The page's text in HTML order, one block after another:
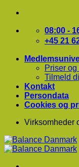
Fortsæt
indhold
08:00 -
+45 21
Priser og
Tilmeld
Kontakt
Persondata
Cookies og
Virksomheder